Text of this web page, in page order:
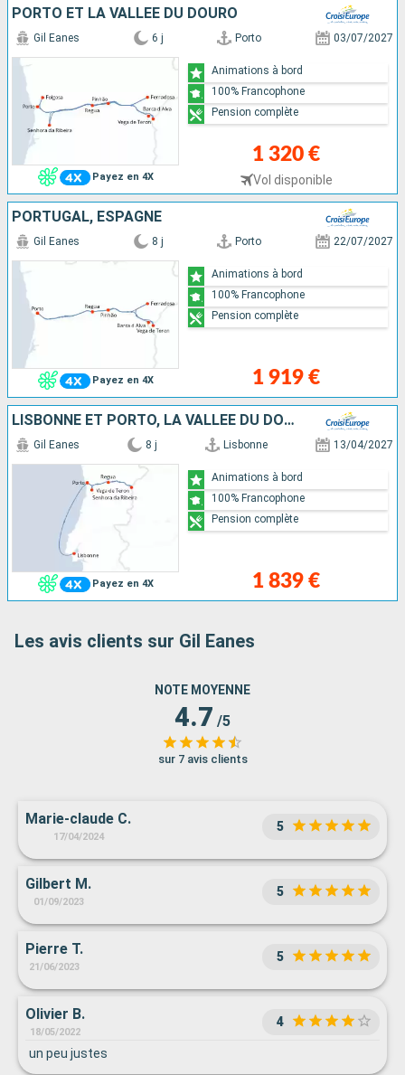
PORTO ET LA VALLÉE DU DOURO
Payez en 4X
Gil Eanes 6 j Porto 03/07/2027
1 320 €
Vol disponible
Animations à bord
100% Francophone
Pension complète
PORTUGAL, ESPAGNE
Payez en 4X
Gil Eanes 8 j Porto 22/07/2027
1 919 €
Animations à bord
100% Francophone
Pension complète
LISBONNE ET PORTO, LA VALLÉE DU DOURO
Payez en 4X
Gil Eanes 8 j Lisbonne 13/04/2027
1 839 €
Animations à bord
100% Francophone
Pension complète
Les avis clients sur Gil Eanes
NOTE MOYENNE
4.7 /5
sur 7 avis clients
Marie-claude C.
17/04/2024
5
Gilbert M.
01/09/2023
5
Pierre T.
21/06/2023
5
Olivier B.
18/05/2022
4
un peu justes